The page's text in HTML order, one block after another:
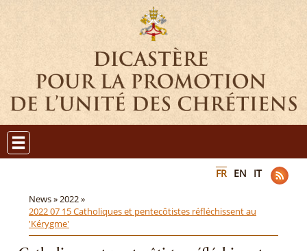
FR EN IT
News »2022 »
2022 07 15 Catholiques et pentecôtistes réfléchissent au
'Kérygme'